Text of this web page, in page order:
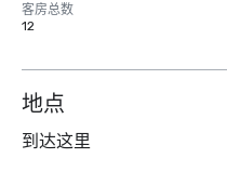
客房总数
12
地点
到达这里